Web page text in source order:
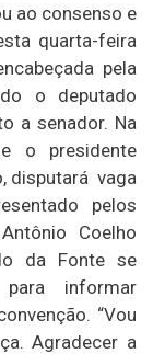
ao consenso e
quarta-feira
pela
o deputado
a senador. Na
o presidente
disputará vaga
pelos
Coelho
da Fonte se
informar
“Vou
Agradecer a